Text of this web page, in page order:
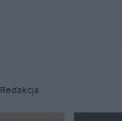
Redakcja